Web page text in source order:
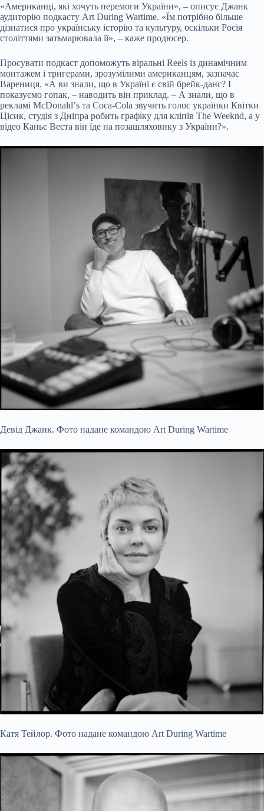
«Американці, які хочуть перемоги України», – описує Джанк
аудиторію подкасту Art During Wartime. «Їм потрібно більше
дізнатися про українську історію та культуру, оскільки Росія
століттями затьмарювала її», – каже продюсер.
Просувати подкаст допоможуть віральні Reels із динамічним
монтажем і тригерами, зрозумілими американцям, зазначає
Варениця. «А ви знали, що в Україні є свій брейк-данс? І
показуємо гопак, – наводить він приклад. – А знали, що в
рекламі McDonaldʼs та Coca-Cola звучить голос українки Квітки
Цісик, студія з Дніпра робить графіку для кліпів The Weeknd, а у
відео Каньє Веста він їде на позашляховику з України?».
Девід Джанк. Фото надане командою Art During Wartime
Катя Тейлор. Фото надане командою Art During Wartime